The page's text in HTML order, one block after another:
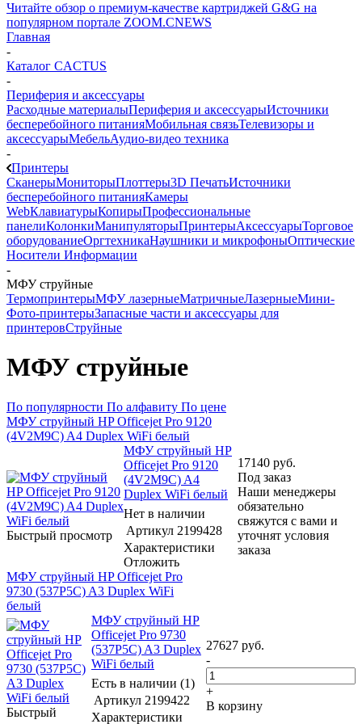
Читайте обзор о премиум-качестве картриджей G&G на
популярном портале ZOOM.CNEWS
Главная
-
Каталог CACTUS
-
Периферия и аксессуары
Расходные материалыПериферия и аксессуарыИсточники
бесперебойного питанияМобильная связьТелевизоры и
аксессуарыМебельАудио-видео техника
-
Принтеры
СканерыМониторыПлоттеры3D ПечатьИсточники
бесперебойного питанияКамеры
WebКлавиатурыКопирыПрофессиональные
панелиКолонкиМанипуляторыПринтерыАксессуарыТорговое
оборудованиеОргтехникаНаушники и микрофоныОптические
Носители Информации
-
МФУ струйные
ТермопринтерыМФУ лазерныеМатричныеЛазерныеМини-
Фото-принтерыЗапасные части и аксессуары для
принтеровСтруйные
МФУ струйные
По популярности По алфавиту По цене
МФУ струйный HP Officejet Pro 9120
(4V2M9C) A4 Duplex WiFi белый
Быстрый просмотр
МФУ струйный HP
Officejet Pro 9120
(4V2M9C) A4
Duplex WiFi белый
Нет в наличии
Артикул 2199428
Характеристики
Отложить
17140 руб.
Под заказ
Наши менеджеры
обязательно
свяжутся с вами и
уточнят условия
заказа
МФУ струйный HP Officejet Pro
9730 (537P5C) A3 Duplex WiFi
белый
Быстрый
МФУ струйный HP
Officejet Pro 9730
(537P5C) A3 Duplex
WiFi белый
Есть в наличии (1)
Артикул 2199422
Характеристики
27627 руб.
-
+
В корзину